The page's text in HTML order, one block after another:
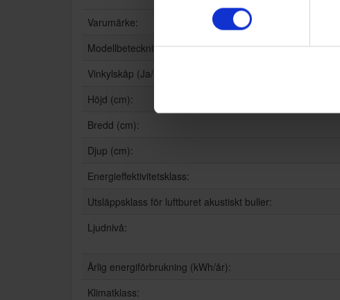
Varumärke:
Modellbeteckning:
Vinkylskåp (Ja/Nej):
Höjd (cm):
Bredd (cm):
Djup (cm):
Energieffektivitetsklass:
Utsläppsklass för luftburet akustiskt buller:
Ljudnivå:
Årlig energiförbrukning (kWh/år):
Klimatklass: